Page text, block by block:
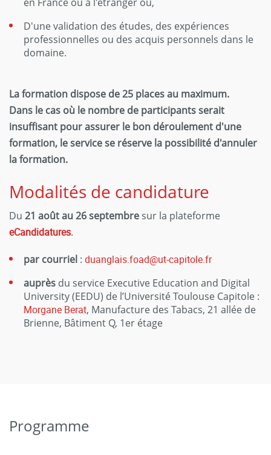
D'une validation des études, des expériences
professionnelles ou des acquis personnels dans le
domaine.
La formation dispose de 25 places au maximum.
Dans le cas où le nombre de participants serait
insuffisant pour assurer le bon déroulement d'une
formation, le service se réserve la possibilité d'annuler
la formation.
Modalités de candidature
Du 21 août au 26 septembresur la plateforme
eCandidatures.
par courriel : duanglais.foad@ut-capitole.fr
auprès du service Executive Education and Digital
University (EEDU) de l’Université Toulouse Capitole :
Morgane Berat, Manufacture des Tabacs, 21 allée de
Brienne, Bâtiment Q, 1er étage
Programme